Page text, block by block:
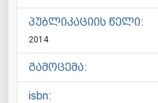
პუბლიკაციის წელი:
2014
გამოცემა:
isbn: